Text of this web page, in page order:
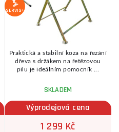
SERVIS+
Praktická a stabilní koza na řezání
dřeva s držákem na řetězovou
pilu je ideálním pomocník ...
SKLADEM
Výprodejová cena
1 299 Kč